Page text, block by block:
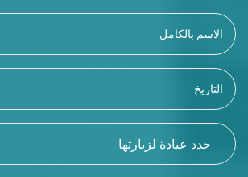
حدد عيادة لزيارتها